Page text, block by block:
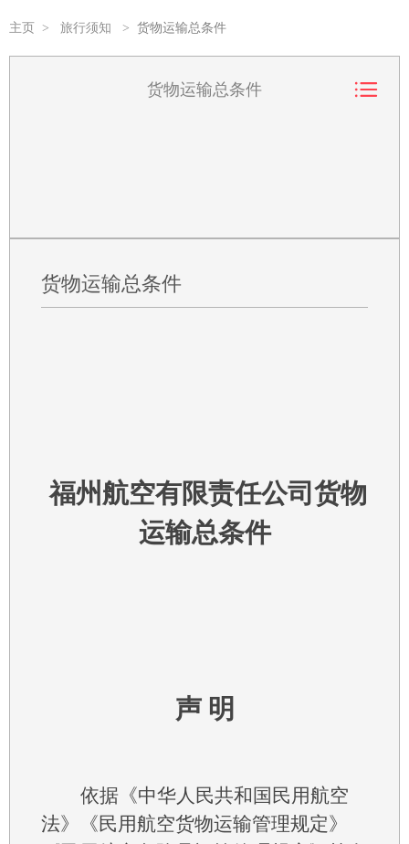
主页 > 旅行须知 > 货物运输总条件
货物运输总条件
货物运输总条件
福州航空有限责任公司 货物
运输总条件
声 明
依据《中华人民共和国民用航空
法》《民用航空货物运输管理规定》